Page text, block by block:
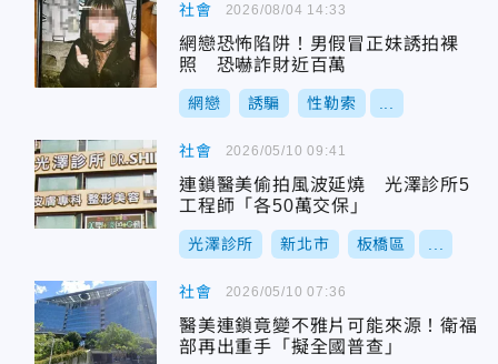
社會
網戀恐怖陷阱！男假冒正妹誘拍裸
照 恐嚇詐財近百萬
網戀 誘騙 性勒索
2026/08/04 14:33
社會
連鎖醫美偷拍風波延燒 光澤診所5
工程師「各50萬交保」
光澤診所 新北市 板橋區
2026/05/10 09:41
社會
醫美連鎖竟變不雅片可能來源！衛福
部再出重手「擬全國普查」
2026/05/10 07:36